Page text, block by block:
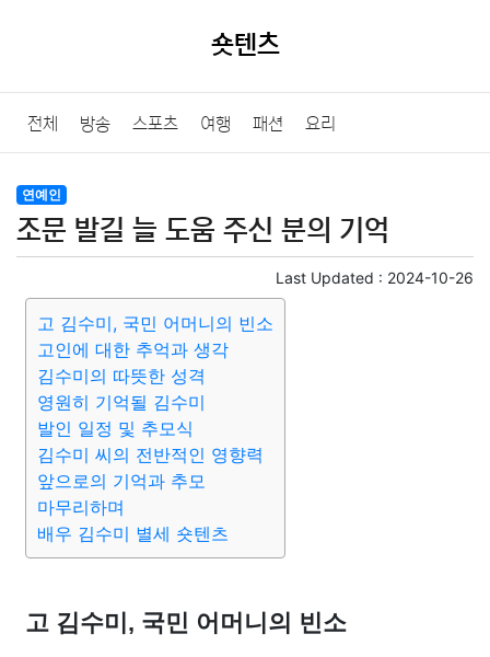
숏텐츠
전체 방송 스포츠 여행 패션 요리
연예인
조문 발길 늘 도움 주신 분의 기억
Last Updated : 2024-10-26
고 김수미, 국민 어머니의 빈소
고인에 대한 추억과 생각
김수미의 따뜻한 성격
영원히 기억될 김수미
발인 일정 및 추모식
김수미 씨의 전반적인 영향력
앞으로의 기억과 추모
마무리하며
배우 김수미 별세 숏텐츠
고 김수미, 국민 어머니의 빈소